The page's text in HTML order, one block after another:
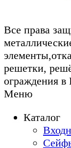
Все права
решетки,
ограждения в
Меню
Каталог